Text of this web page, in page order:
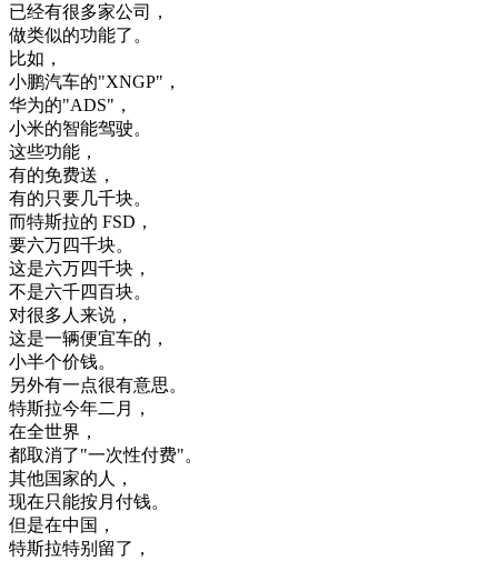
已经有很多家公司
，
做类似的功能了。
比如 ，
小鹏汽车的"XNGP" ，
华为的"ADS" ，
小米的智能驾驶。
这些功能 ，
有的免费送 ，
有的只要几千块。
而特斯拉的 FSD ，
要六万四千块。
这是六万四千块 ，
不是六千四百块。
对很多人来说 ，
这是一辆便宜车的 ，
小半个价钱。
另外有一点很有意思。
特斯拉今年二月
，
在全世界 ，
都取消了"一次性付费"。
其他国家的人 ，
现在只能按月 付钱。
但是在中国 ，
特斯拉特别 留了 ，